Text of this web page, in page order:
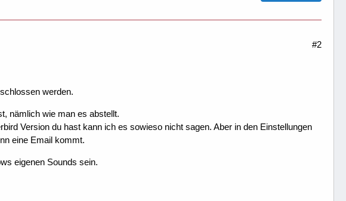
#2
werden.
nämlich wie man es abstellt.
Version du hast kann ich es sowieso nicht sagen. Aber in den Einstellungen
eine Email kommt.
eigenen Sounds sein.